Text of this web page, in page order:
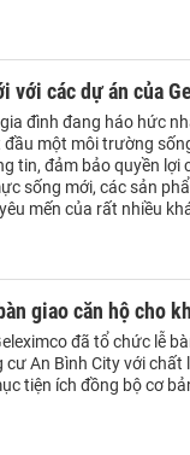
với các dự án của
đình đang háo hức
đầu một môi trường
tin, đảm bảo quyền lợi
sống mới, các sản
mến của rất nhiều
giao căn hộ cho
đã tổ chức lễ
cư An Bình City với
tiện ích đồng bộ cơ